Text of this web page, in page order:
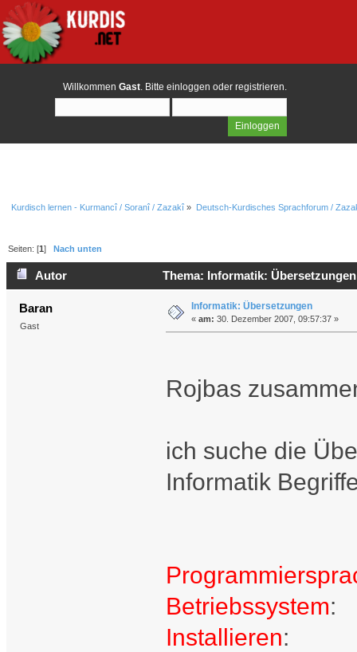
Willkommen Gast. Bitte einloggen oder registrieren.
Kurdisch lernen - Kurmancî / Soranî / Zazakî » Deutsch-Kurdisches Sprachforum /
Seiten: [1]Nach unten
Autor Thema: Informatik:
Baran
Gast
Informatik: Übersetzungen
« am: 30. Dezember 2007, 09:57:37 »
Rojbas
ich suche die
Informatik
Betriebssystem:
Installieren: